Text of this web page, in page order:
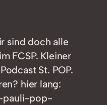
sind doch alle
FCSP. Kleiner
St. POP.
hier lang:
pauli-pop-